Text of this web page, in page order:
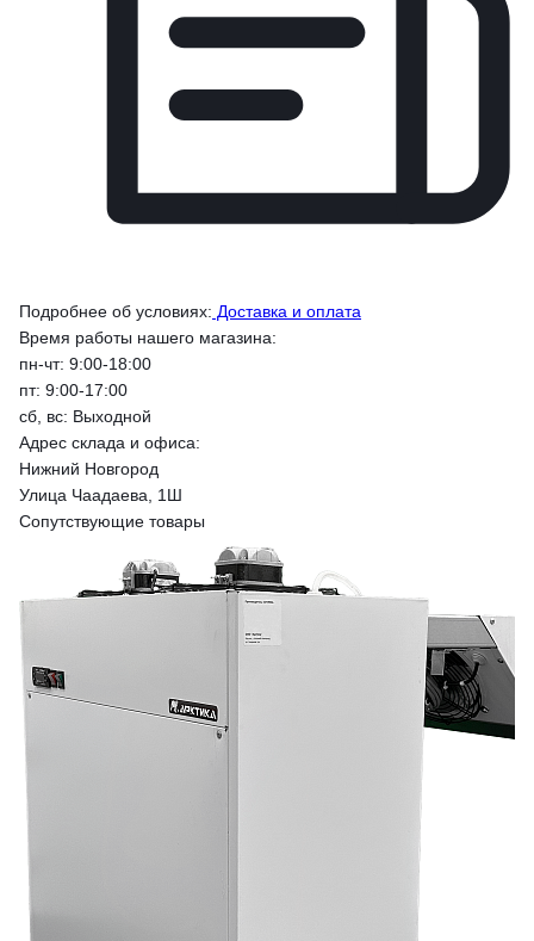
Подробнее об условиях: Доставка и оплата
Время работы нашего магазина:
пн-чт: 9:00-18:00
пт: 9:00-17:00
сб, вс: Выходной
Адрес склада и офиса:
Нижний Новгород
Улица Чаадаева, 1Ш
Сопутствующие товары